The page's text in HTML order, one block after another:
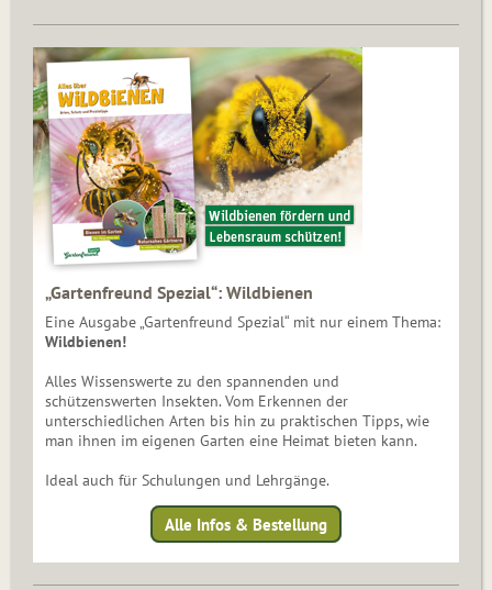
„Gartenfreund Spezial“: Wildbienen
Eine Ausgabe „Gartenfreund Spezial“ mit nur einem Thema:
Wildbienen!
Alles Wissenswerte zu den spannenden und
schützenswerten Insekten. Vom Erkennen der
unterschiedlichen Arten bis hin zu praktischen Tipps, wie
man ihnen im eigenen Garten eine Heimat bieten kann.
Ideal auch für Schulungen und Lehrgänge.
Alle Infos & Bestellung